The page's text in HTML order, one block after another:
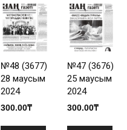
№48 (3677)
28 маусым
2024
300.00₸
№47 (3676)
25 маусым
2024
300.00₸